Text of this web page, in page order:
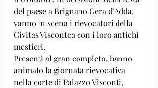
del paese a Brignano Gera d’Adda,
vanno in scena i rievocatori della
Civitas Viscontea con i loro antichi
mestieri.
Presenti al gran completo, hanno
animato la giornata rievocativa
nella corte di Palazzo Visconti,